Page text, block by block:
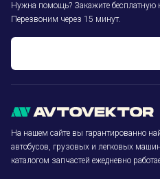
Нужна помощь? Закажите бесплатную
Перезвоним через 15 минут.
На нашем сайте вы гарантированно
автобусов, грузовых и легковых
каталогом запчастей ежедневно